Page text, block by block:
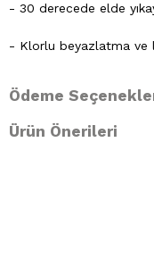
- 30 derecede elde
- Klorlu beyazlatma ve
- Kuru temizleme
Ödeme
Ürün Önerileri